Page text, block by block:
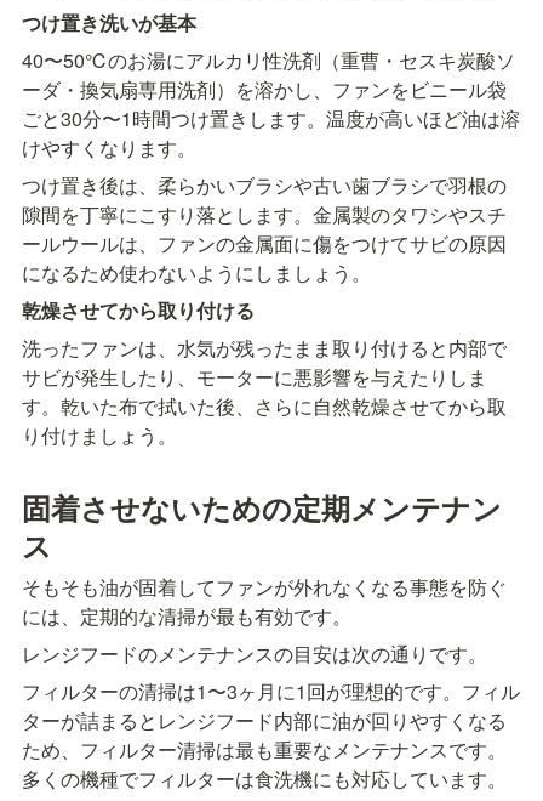
つけ置き洗いが基本
40〜50℃のお湯にアルカリ性洗剤（重曹・セスキ炭酸ソ
ーダ・換気扇専用洗剤）を溶かし、ファンをビニール袋
ごと30分〜1時間つけ置きします。温度が高いほど油は溶
けやすくなります。
つけ置き後は、柔らかいブラシや古い歯ブラシで羽根の
隙間を丁寧にこすり落とします。金属製のタワシやスチ
ールウールは、ファンの金属面に傷をつけてサビの原因
になるため使わないようにしましょう。
乾燥させてから取り付ける
洗ったファンは、水気が残ったまま取り付けると内部で
サビが発生したり、モーターに悪影響を与えたりしま
す。乾いた布で拭いた後、さらに自然乾燥させてから取
り付けましょう。
固着させないための定期メンテナン
ス
そもそも油が固着してファンが外れなくなる事態を防ぐ
には、定期的な清掃が最も有効です。
レンジフードのメンテナンスの目安は次の通りです。
フィルターの清掃は1〜3ヶ月に1回が理想的です。フィル
ターが詰まるとレンジフード内部に油が回りやすくなる
ため、フィルター清掃は最も重要なメンテナンスです。
多くの機種でフィルターは食洗機にも対応しています。